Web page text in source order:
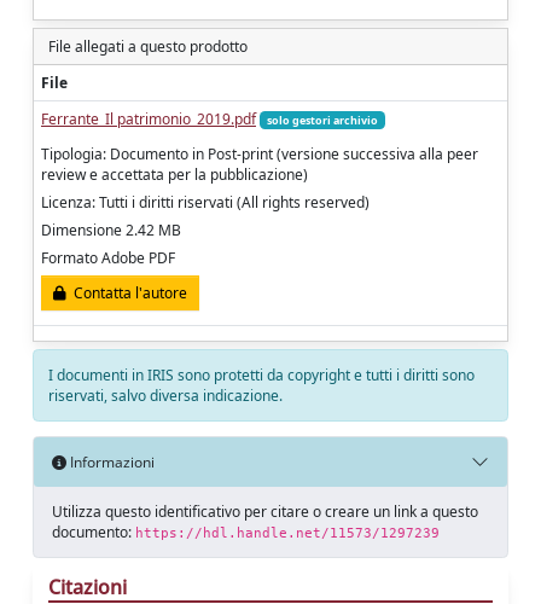
File allegati a questo prodotto
File
Ferrante_Il patrimonio_2019.pdf
solo gestori archivio
Tipologia: Documento in Post-print (versione successiva alla peer
review e accettata per la pubblicazione)
Licenza: Tutti i diritti riservati (All rights reserved)
Dimensione 2.42 MB
Formato Adobe PDF
Contatta l'autore
I documenti in IRIS sono protetti da copyright e tutti i diritti sono
riservati, salvo diversa indicazione.
Informazioni
Utilizza questo identificativo per citare o creare un link a questo
documento: https://hdl.handle.net/11573/1297239
Citazioni